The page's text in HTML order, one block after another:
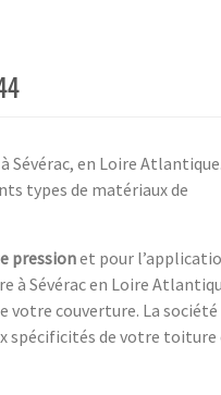
Sévérac, en Loire Atlantique.
types de matériaux de
pressionet pour
à Sévérac en Loire
votre couverture. La société
spécificités de votre toiture